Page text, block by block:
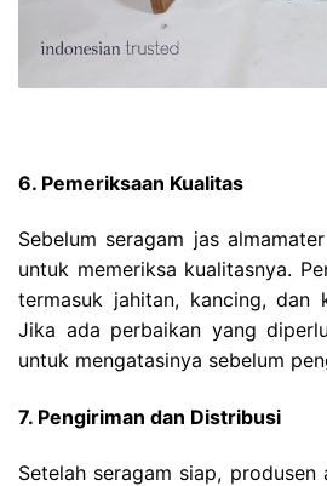
6. Pemeriksaan Kualitas
Sebelum seragam jas
untuk memeriksa kualitasnya.
termasuk jahitan, kancing, dan
Jika ada perbaikan yang
untuk mengatasinya sebelum
7. Pengiriman dan Distribusi
Setelah seragam siap, produsen